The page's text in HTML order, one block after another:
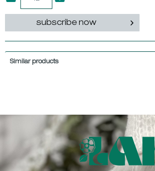
subscribe now
Similar products